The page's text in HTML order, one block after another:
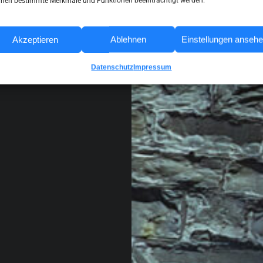
Akzeptieren Ablehnen Einstellungen
DatenschutzImpressum